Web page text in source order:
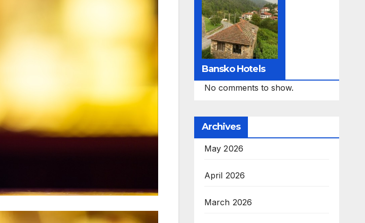
Bansko Hotels
No comments to show.
Archives
May 2026
April 2026
March 2026